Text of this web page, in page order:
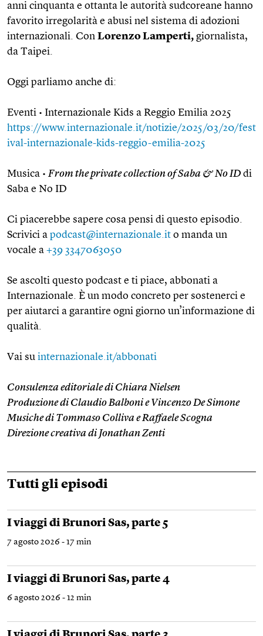
anni cinquanta e ottanta le autorità sudcoreane hanno
favorito irregolarità e abusi nel sistema di adozioni
internazionali. Con Lorenzo Lamperti, giornalista,
da Taipei.
Oggi parliamo anche di:
Eventi • Internazionale Kids a Reggio Emilia 2025
https://www.internazionale.it/notizie/2025/03/20/fest
ival-internazionale-kids-reggio-emilia-2025
Musica • From the private collection of Saba & No ID di
Saba e No ID
Ci piacerebbe sapere cosa pensi di questo episodio.
Scrivici a podcast@internazionale.it o manda un
vocale a +39 3347063050
Se ascolti questo podcast e ti piace, abbonati a
Internazionale. È un modo concreto per sostenerci e
per aiutarci a garantire ogni giorno un’informazione di
qualità.
Vai su internazionale.it/abbonati
Consulenza editoriale di Chiara Nielsen
Produzione di Claudio Balboni e Vincenzo De Simone
Musiche di Tommaso Colliva e Raffaele Scogna
Direzione creativa di Jonathan Zenti
Tutti gli episodi
I viaggi di Brunori Sas, parte 5
7 agosto 2026 - 17 min
I viaggi di Brunori Sas, parte 4
6 agosto 2026 - 12 min